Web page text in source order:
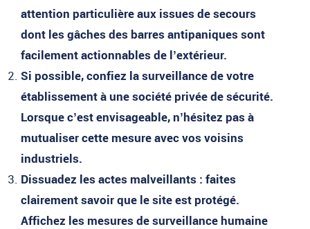
attention particulière aux issues de secours
dont les gâches des barres antipaniques sont
facilement actionnables de l’extérieur.
Si possible, confiez la surveillance de votre
établissement à une société privée de sécurité.
Lorsque c’est envisageable, n’hésitez pas à
mutualiser cette mesure avec vos voisins
industriels.
Dissuadez les actes malveillants : faites
clairement savoir que le site est protégé.
Affichez les mesures de surveillance humaine